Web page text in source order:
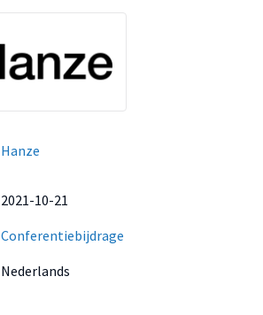
Hanze
2021-10-21
Conferentiebijdrage
Nederlands